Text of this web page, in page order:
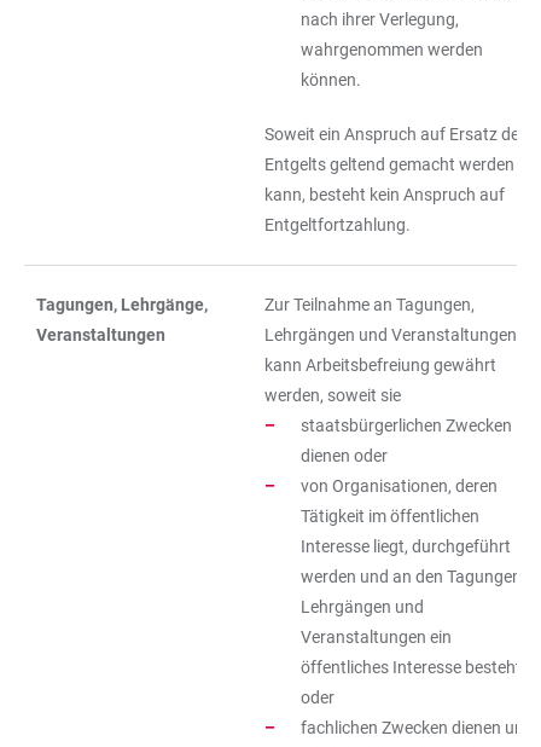
nach ihrer Verlegung,
wahrgenommen werden
können.
Soweit ein Anspruch auf Ersatz des
Entgelts geltend gemacht werden
kann, besteht kein Anspruch auf
Entgeltfortzahlung.
Tagungen, Lehrgänge,
Veranstaltungen
Zur Teilnahme an Tagungen,
Lehrgängen und Veranstaltungen
kann Arbeitsbefreiung gewährt
werden, soweit sie
staatsbürgerlichen Zwecken
dienen oder
von Organisationen, deren
Tätigkeit im öffentlichen
Interesse liegt, durchgeführt
werden und an den Tagungen,
Lehrgängen und
Veranstaltungen ein
öffentliches Interesse besteht
oder
fachlichen Zwecken dienen und